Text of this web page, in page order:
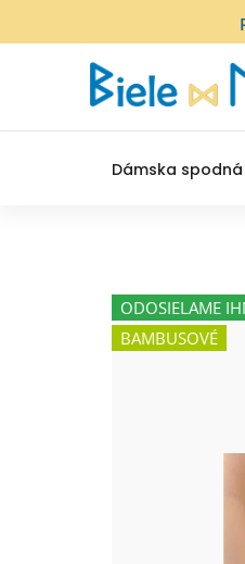
Dámska spodná
ODOSIELAME
BAMBUSOVÉ